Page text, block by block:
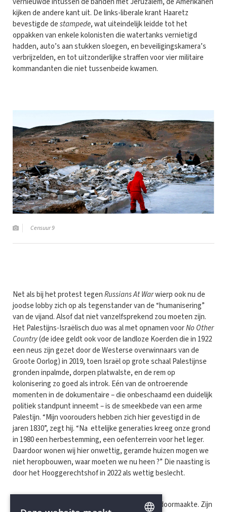
kijken de andere kant uit. De links-liberale krant Haaretz
bevestigde destampede, wat uiteindelijk leidde tot het
oppakken van enkele kolonisten die watertanks vernietigd
hadden, auto’s aan stukken sloegen, en beveiligingskamera’s
verbrijzelden, en tot uitzonderlijke straffen voor vier militaire
kommandanten die niet tussenbeide kwamen.
Censuur 9
Net als bij het protest tegenRussians At Warwierp ook nu de
joodse lobby zich op als tegenstander van de “humanisering”
van de vijand. Alsof dat niet vanzelfsprekend zou moeten zijn.
Het Palestijns-Israëlisch duo was al met opnamen voorNo Other
Country(de idee geldt ook voor de landloze Koerden die in 1922
een neus zijn gezet door de Westerse overwinnaars van de
Groote Oorlog) in 2019, toen Israël op grote schaal Palestijnse
gronden inpalmde, dorpen platwalste, en de rem op
kolonisering zo goed als introk. Eén van de ontroerende
momenten in de dokumentaire – die onbeschaamd een duidelijk
politiek standpunt inneemt – is de smeekbede van een arme
Palestijn. “Mijn voorouders hebben zich hier gevestigd in de
jaren 1830”, zegt hij. “Na ettelijke generaties kreeg onze grond
in 1980 een herbestemming, een oefenterrein voor het leger.
Daardoor wonen wij hier onwettig, geramde huizen mogen we
niet heropbouwen, waar moeten we nu heen ?” Die naasting is
door het Hooggerechtshof in 2022 als wettig beslecht.
Of nog, wat de aktivist Basel Adra in zijn jeugd doormaakte. Zijn